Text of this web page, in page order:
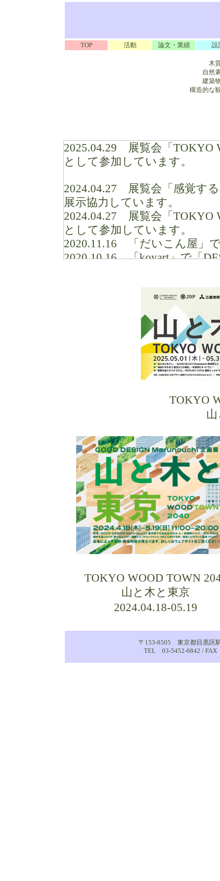
TOP 活動 論文・業績 設
木
自然
建築
構造的な
2025.04.29
展覧会「TOKYO
として参加しています。
2024.04.27
展覧会「感覚す
展示協力しています。
2024.04.27
展覧会「TOKYO
として参加しています。
2020.11.16
「だいこん屋」
2020.10.16「koyart」で「
常安寺五重塔竣
「建築の日本展
シンポジウム「
福島矢吹町みん
下馬の集合住宅
Partyページ新設
「SDG Library
研究活動を更新
設計を更新しま
2012.03.19東日本大震災復
2012.02.20「近代木造の哀
2010.09.15 「ティンバラ
（10/09-10/15）
2010.07.01 「ティンバライ
08/01）
2010.04.01 「ティンバライ
2009.12.01 timberize tokyo展
25）
案内
2009.08.12 オープンレク
2009.06.16 床下天上もぐり
2009.04.26 timberize tokyo
2008.10.26 シンポジウム「
TOKYO
TOKYO WOOD TOWN
山と木と東京
2024.04.18-05.19
〒153-8505 東京都目黒区
TEL 03-5452-6842 /